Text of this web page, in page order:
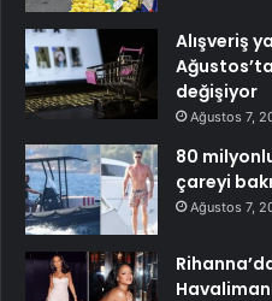
Alışveriş
değişiyor
Ağustos 7,
80
çareyi
Ağustos 7,